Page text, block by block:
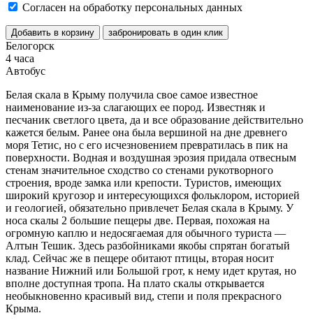
Согласен на обработку персональных данных
Добавить в корзину забронировать в один клик
Белогорск
4 часа
Автобус
Белая скала в Крыму получила свое самое известное
наименование из-за слагающих ее пород. Известняк и
песчаник светлого цвета, да и все образование действительно
кажется белым. Ранее она была вершиной на дне древнего
моря Тетис, но с его исчезновением превратилась в пик на
поверхности. Водная и воздушная эрозия придала отвесным
стенам значительное сходство со стенами рукотворного
строения, вроде замка или крепости. Туристов, имеющих
широкий кругозор и интересующихся фольклором, историей
и геологией, обязательно привлечет Белая скала в Крыму. У
носа скалы 2 большие пещеры две. Первая, похожая на
огромную каплю и недосягаемая для обычного туриста —
Алтын Тешик. Здесь разбойниками якобы спрятан богатый
клад. Сейчас же в пещере обитают птицы, вторая носит
название Нижний или Большой грот, к нему идет крутая, но
вполне доступная тропа. На плато скалы открывается
необыкновенно красивый вид, степи и поля прекрасного
Крыма.